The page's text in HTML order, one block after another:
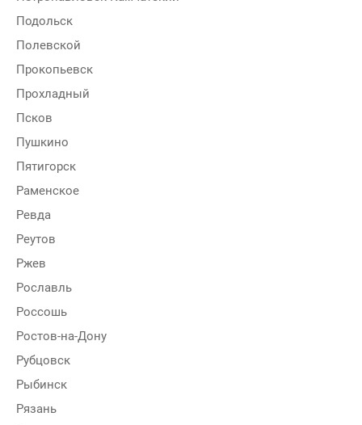
Подольск
Полевской
Прокопьевск
Прохладный
Псков
Пушкино
Пятигорск
Раменское
Ревда
Реутов
Ржев
Рославль
Россошь
Ростов-на-Дону
Рубцовск
Рыбинск
Рязань